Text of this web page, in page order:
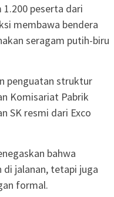
peserta dari
membawa bendera
seragam putih-biru
penguatan struktur
Komisariat Pabrik
SK resmi dari Exco
bahwa
di jalanan, tetapi juga
formal.